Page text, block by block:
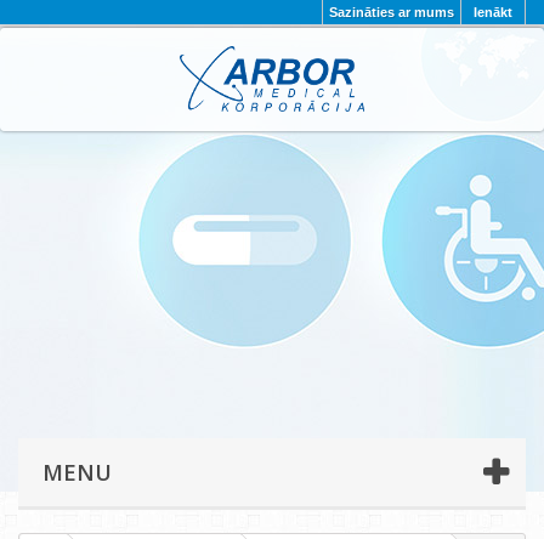
Ienākt
Sazināties ar mums
PAR MUMS PROJEKTI
KONTAKTI
PRIVĀTUMA POLITIKA
MENU